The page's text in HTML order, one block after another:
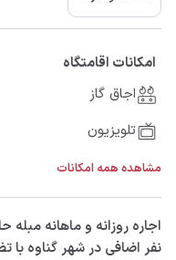
امکانات اقامتگاه
اجاق گاز
تلویزیون
مشاهده همه امکانات
نفر اضافی در شهر گناوه